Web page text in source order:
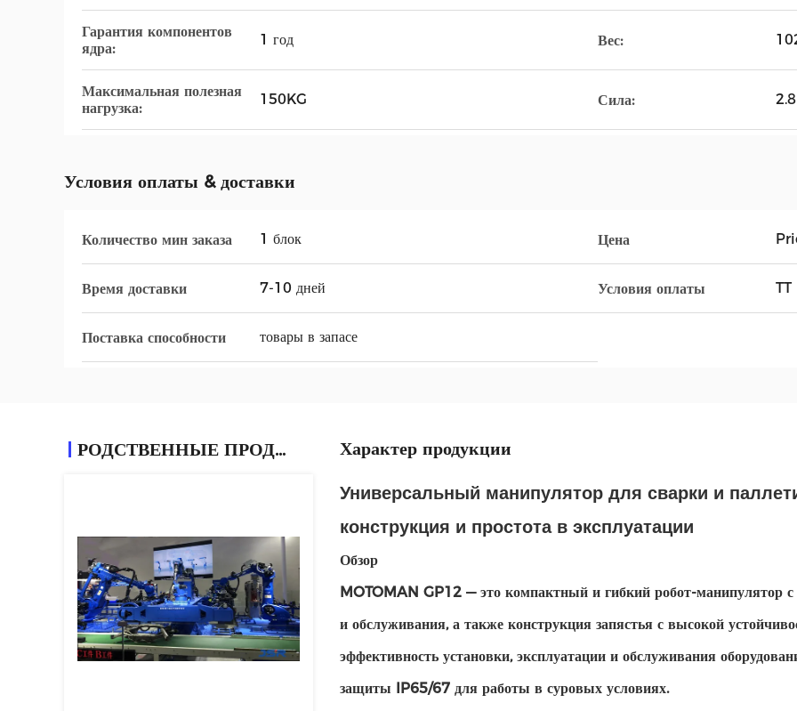
Гарантия компонентов
ядра:
1 год Вес:
Максимальная полезная
нагрузка:
150KG Сила:
Условия оплаты & доставки
Количество мин заказа 1 блок Цена
Время доставки 7-10 дней Условия оплаты TT
Поставка способности товары в запасе
РОДСТВЕННЫЕ ПРОДУКТЫ Характер продукции
Универсальный манипулятор для сварки и
конструкция и простота в эксплуатации
Обзор
MOTOMAN GP12 — это компактный и гибкий робот-манипулятор с
и обслуживания, а также конструкция запястья с высокой
эффективность установки, эксплуатации и обслуживания
защиты IP65/67 для работы в суровых условиях.